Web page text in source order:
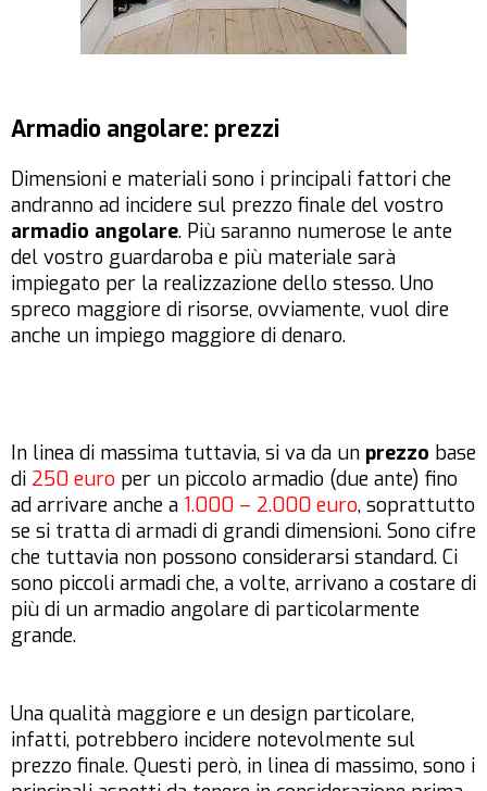
Armadio angolare: prezzi
Dimensioni e materiali sono i principali fattori che
andranno ad incidere sul prezzo finale del vostro
armadio angolare. Più saranno numerose le ante
del vostro guardaroba e più materiale sarà
impiegato per la realizzazione dello stesso. Uno
spreco maggiore di risorse, ovviamente, vuol dire
anche un impiego maggiore di denaro.
In linea di massima tuttavia, si va da un prezzo base
di 250 euro per un piccolo armadio (due ante) fino
ad arrivare anche a 1.000 – 2.000 euro, soprattutto
se si tratta di armadi di grandi dimensioni. Sono cifre
che tuttavia non possono considerarsi standard. Ci
sono piccoli armadi che, a volte, arrivano a costare di
più di un armadio angolare di particolarmente
grande.
Una qualità maggiore e un design particolare,
infatti, potrebbero incidere notevolmente sul
prezzo finale. Questi però, in linea di massimo, sono i